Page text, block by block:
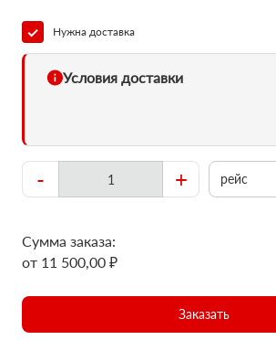
Нужна доставка
Условия доставки
- + рейс
Сумма заказа:
от 11 500,00 ₽
Заказать